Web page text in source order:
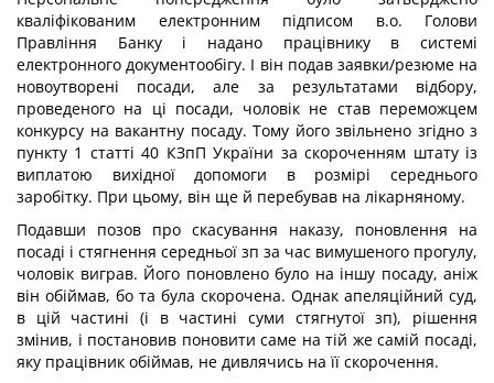
кваліфікованим електронним підписом в.о. Голови
Правління Банку і надано працівнику в системі
електронного документообігу. І він подав заявки/резюме на
новоутворені посади, але за результатами відбору,
проведеного на ці посади, чоловік не став переможцем
конкурсу на вакантну посаду. Тому його звільнено згідно з
пункту 1 статті 40 КЗпП України за скороченням штату із
виплатою вихідної допомоги в розмірі середнього
заробітку. При цьому, він ще й перебував на лікарняному.
Подавши позов про скасування наказу, поновлення на
посаді і стягнення середньої зп за час вимушеного прогулу,
чоловік виграв. Його поновлено було на іншу посаду, аніж
він обіймав, бо та була скорочена. Однак апеляційний суд,
в цій частині (і в частині суми стягнутої зп), рішення
змінив, і постановив поновити саме на тій же самій посаді,
яку працівник обіймав, не дивлячись на її скорочення.